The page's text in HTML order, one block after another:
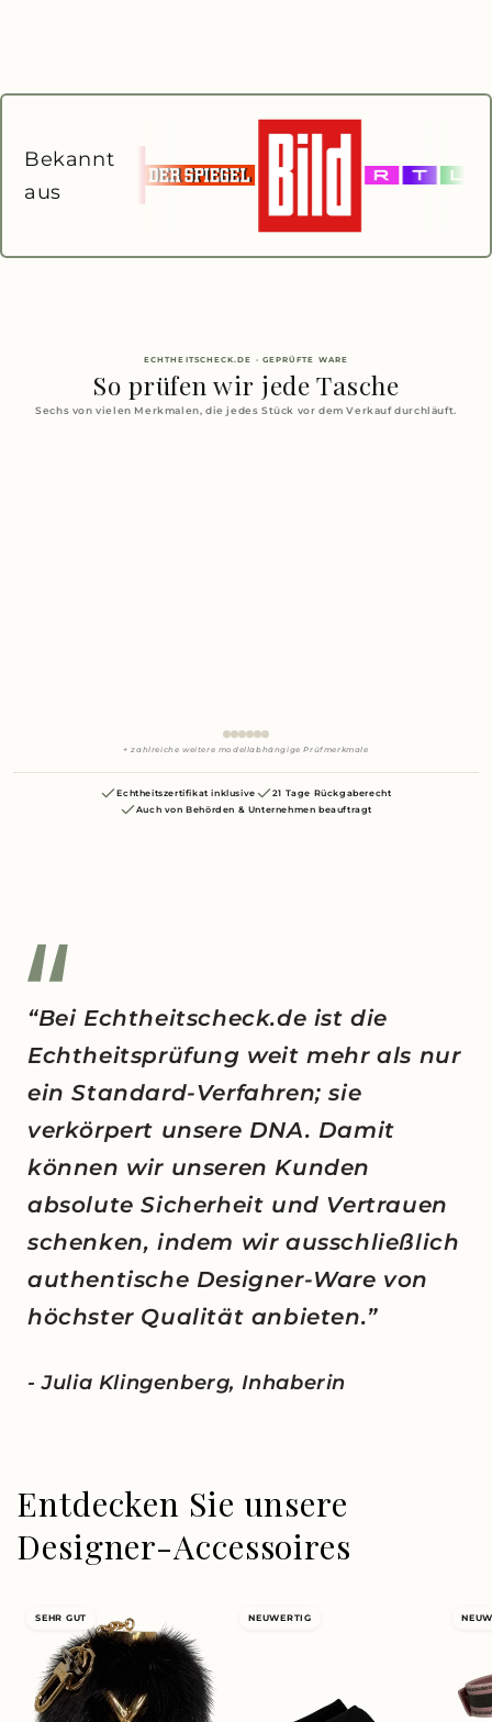
Bekannt
aus
ECHTHEITSCHECK.DE · GEPRÜFTE WARE
So prüfen wir jede Tasche
Sechs von vielen Merkmalen, die jedes Stück vor dem Verkauf durchläuft.
+ zahlreiche weitere modellabhängige Prüfmerkmale
Echtheitszertifikat inklusive
21 Tage Rückgaberecht
Auch von Behörden & Unternehmen beauftragt
“Bei Echtheitscheck.de ist die
Echtheitsprüfung weit mehr als nur
ein Standard-Verfahren; sie
verkörpert unsere DNA. Damit
können wir unseren Kunden
absolute Sicherheit und Vertrauen
schenken, indem wir ausschließlich
authentische Designer-Ware von
höchster Qualität anbieten.”
- Julia Klingenberg, Inhaberin
Entdecken Sie unsere
Designer-Accessoires
SEHR GUT NEUWERTIG